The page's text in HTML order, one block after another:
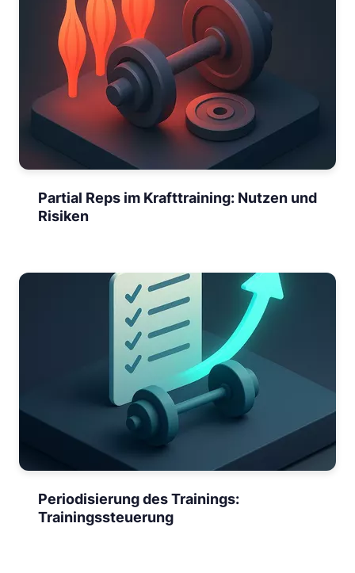
Partial Reps im Krafttraining: Nutzen und
Risiken
Periodisierung des Trainings:
Trainingssteuerung